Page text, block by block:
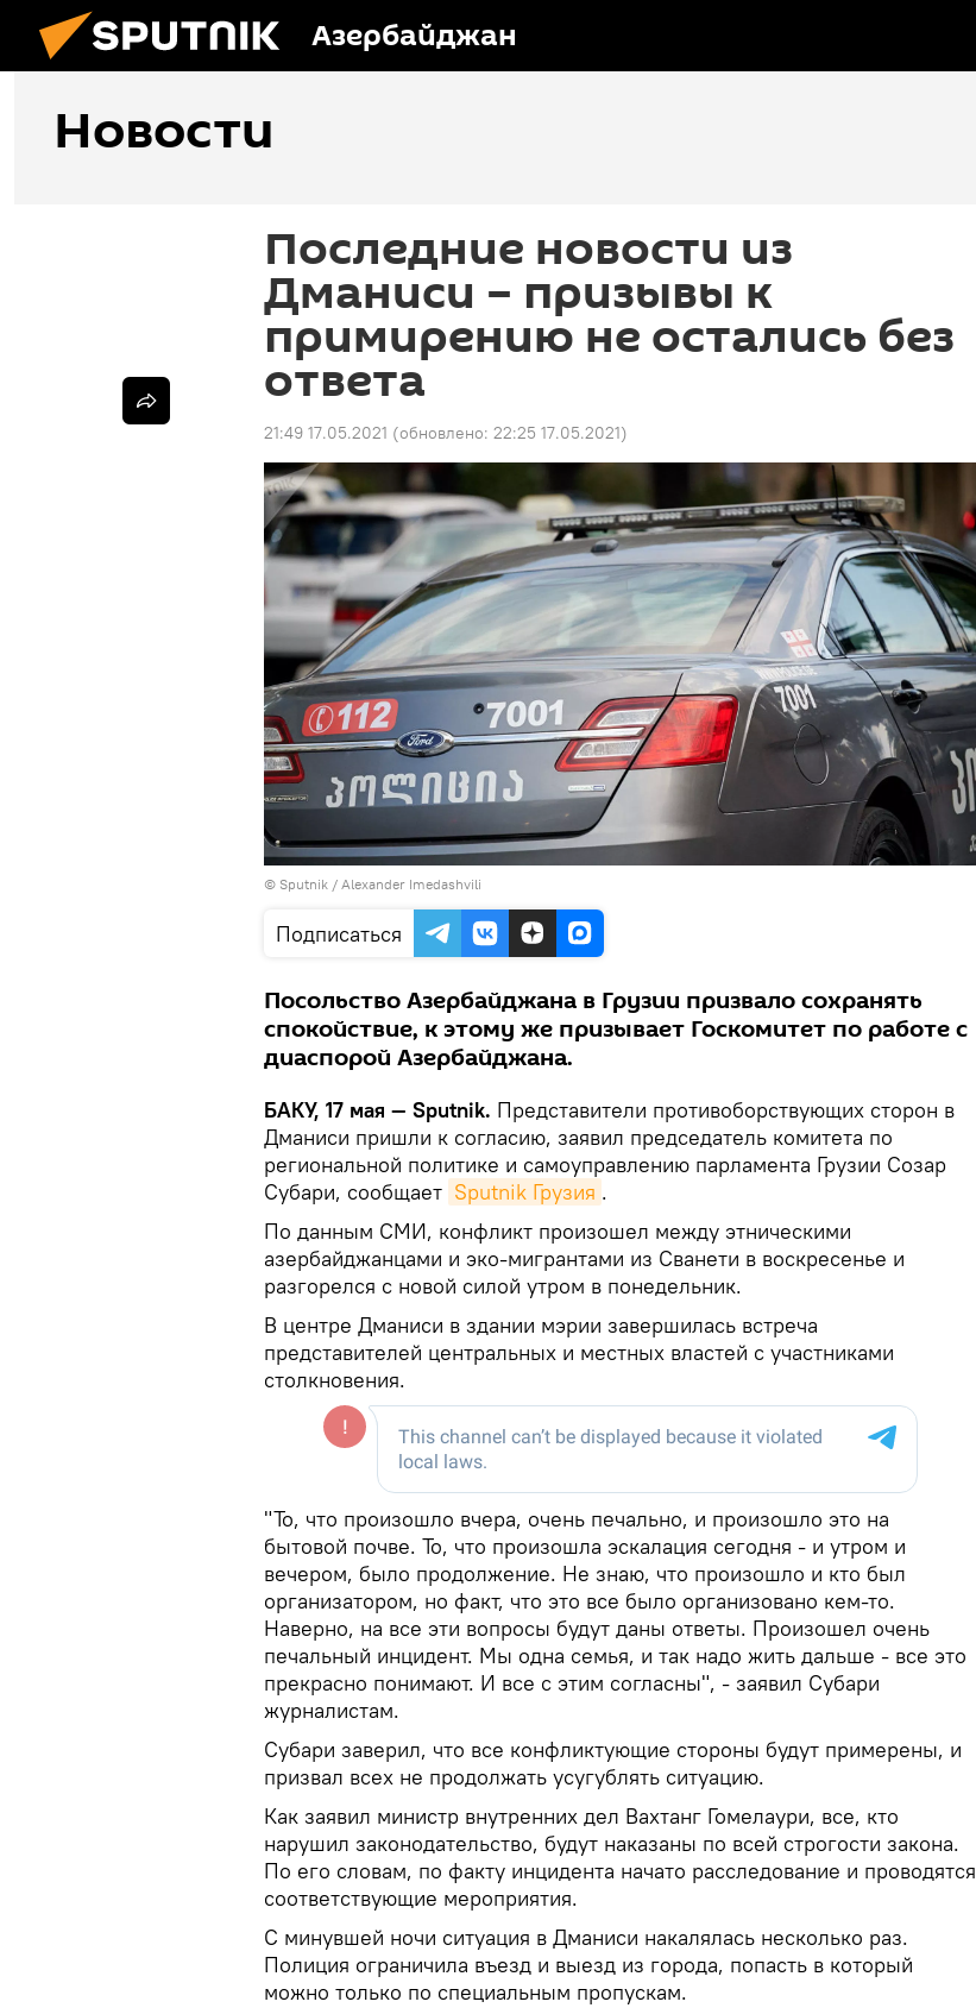
Азербайджан
Новости
Последние новости из
Дманиси – призывы к
примирению не остались без
ответа
21:49 17.05.2021 (обновлено: 22:25 17.05.2021)
© Sputnik / Alexander Imedashvili
Подписаться
Посольство Азербайджана в Грузии призвало сохранять
спокойствие, к этому же призывает Госкомитет по работе с
диаспорой Азербайджана.
БАКУ, 17 мая — Sputnik. Представители противоборствующих сторон в
Дманиси пришли к согласию, заявил председатель комитета по
региональной политике и самоуправлению парламента Грузии Созар
Субари, сообщает Sputnik Грузия .
По данным СМИ, конфликт произошел между этническими
азербайджанцами и эко-мигрантами из Сванети в воскресенье и
разгорелся с новой силой утром в понедельник.
В центре Дманиси в здании мэрии завершилась встреча
представителей центральных и местных властей с участниками
столкновения.
"То, что произошло вчера, очень печально, и произошло это на
бытовой почве. То, что произошла эскалация сегодня - и утром и
вечером, было продолжение. Не знаю, что произошло и кто был
организатором, но факт, что это все было организовано кем-то.
Наверно, на все эти вопросы будут даны ответы. Произошел очень
печальный инцидент. Мы одна семья, и так надо жить дальше - все это
прекрасно понимают. И все с этим согласны", - заявил Субари
журналистам.
Субари заверил, что все конфликтующие стороны будут примерены, и
призвал всех не продолжать усугублять ситуацию.
Как заявил министр внутренних дел Вахтанг Гомелаури, все, кто
нарушил законодательство, будут наказаны по всей строгости закона.
По его словам, по факту инцидента начато расследование и проводятся
соответствующие мероприятия.
С минувшей ночи ситуация в Дманиси накалялась несколько раз.
Полиция ограничила въезд и выезд из города, попасть в который
можно только по специальным пропускам.